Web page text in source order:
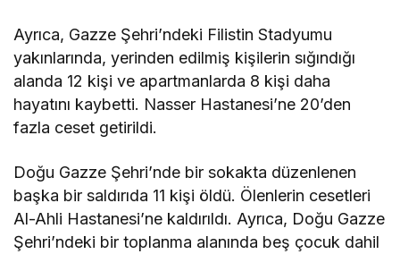
Ayrıca, Gazze Şehri’ndeki Filistin Stadyumu
yakınlarında, yerinden edilmiş kişilerin sığındığı
alanda 12 kişi ve apartmanlarda 8 kişi daha
hayatını kaybetti. Nasser Hastanesi’ne 20’den
fazla ceset getirildi.
Doğu Gazze Şehri’nde bir sokakta düzenlenen
başka bir saldırıda 11 kişi öldü. Ölenlerin cesetleri
Al-Ahli Hastanesi’ne kaldırıldı. Ayrıca, Doğu Gazze
Şehri’ndeki bir toplanma alanında beş çocuk dahil